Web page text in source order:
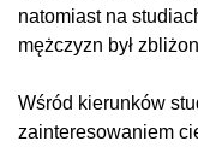
natomiast na
mężczyzn był
Wśród kierunków
zainteresowaniem